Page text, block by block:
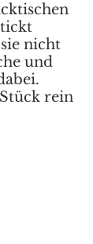
nicht
und
rein